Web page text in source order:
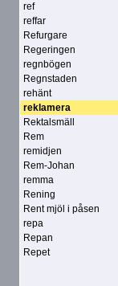
ref
reffar
Refurgare
Regeringen
regnbögen
Regnstaden
rehänt
reklamera
Rektalsmäll
Rem
remidjen
Rem-Johan
remma
Rening
Rent mjöl i påsen
repa
Repan
Repet